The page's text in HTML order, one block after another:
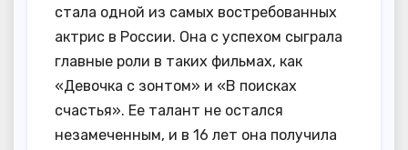
стала одной из самых востребованных
актрис в России. Она с успехом сыграла
главные роли в таких фильмах, как
«Девочка с зонтом» и «В поисках
счастья». Ее талант не остался
незамеченным, и в 16 лет она получила